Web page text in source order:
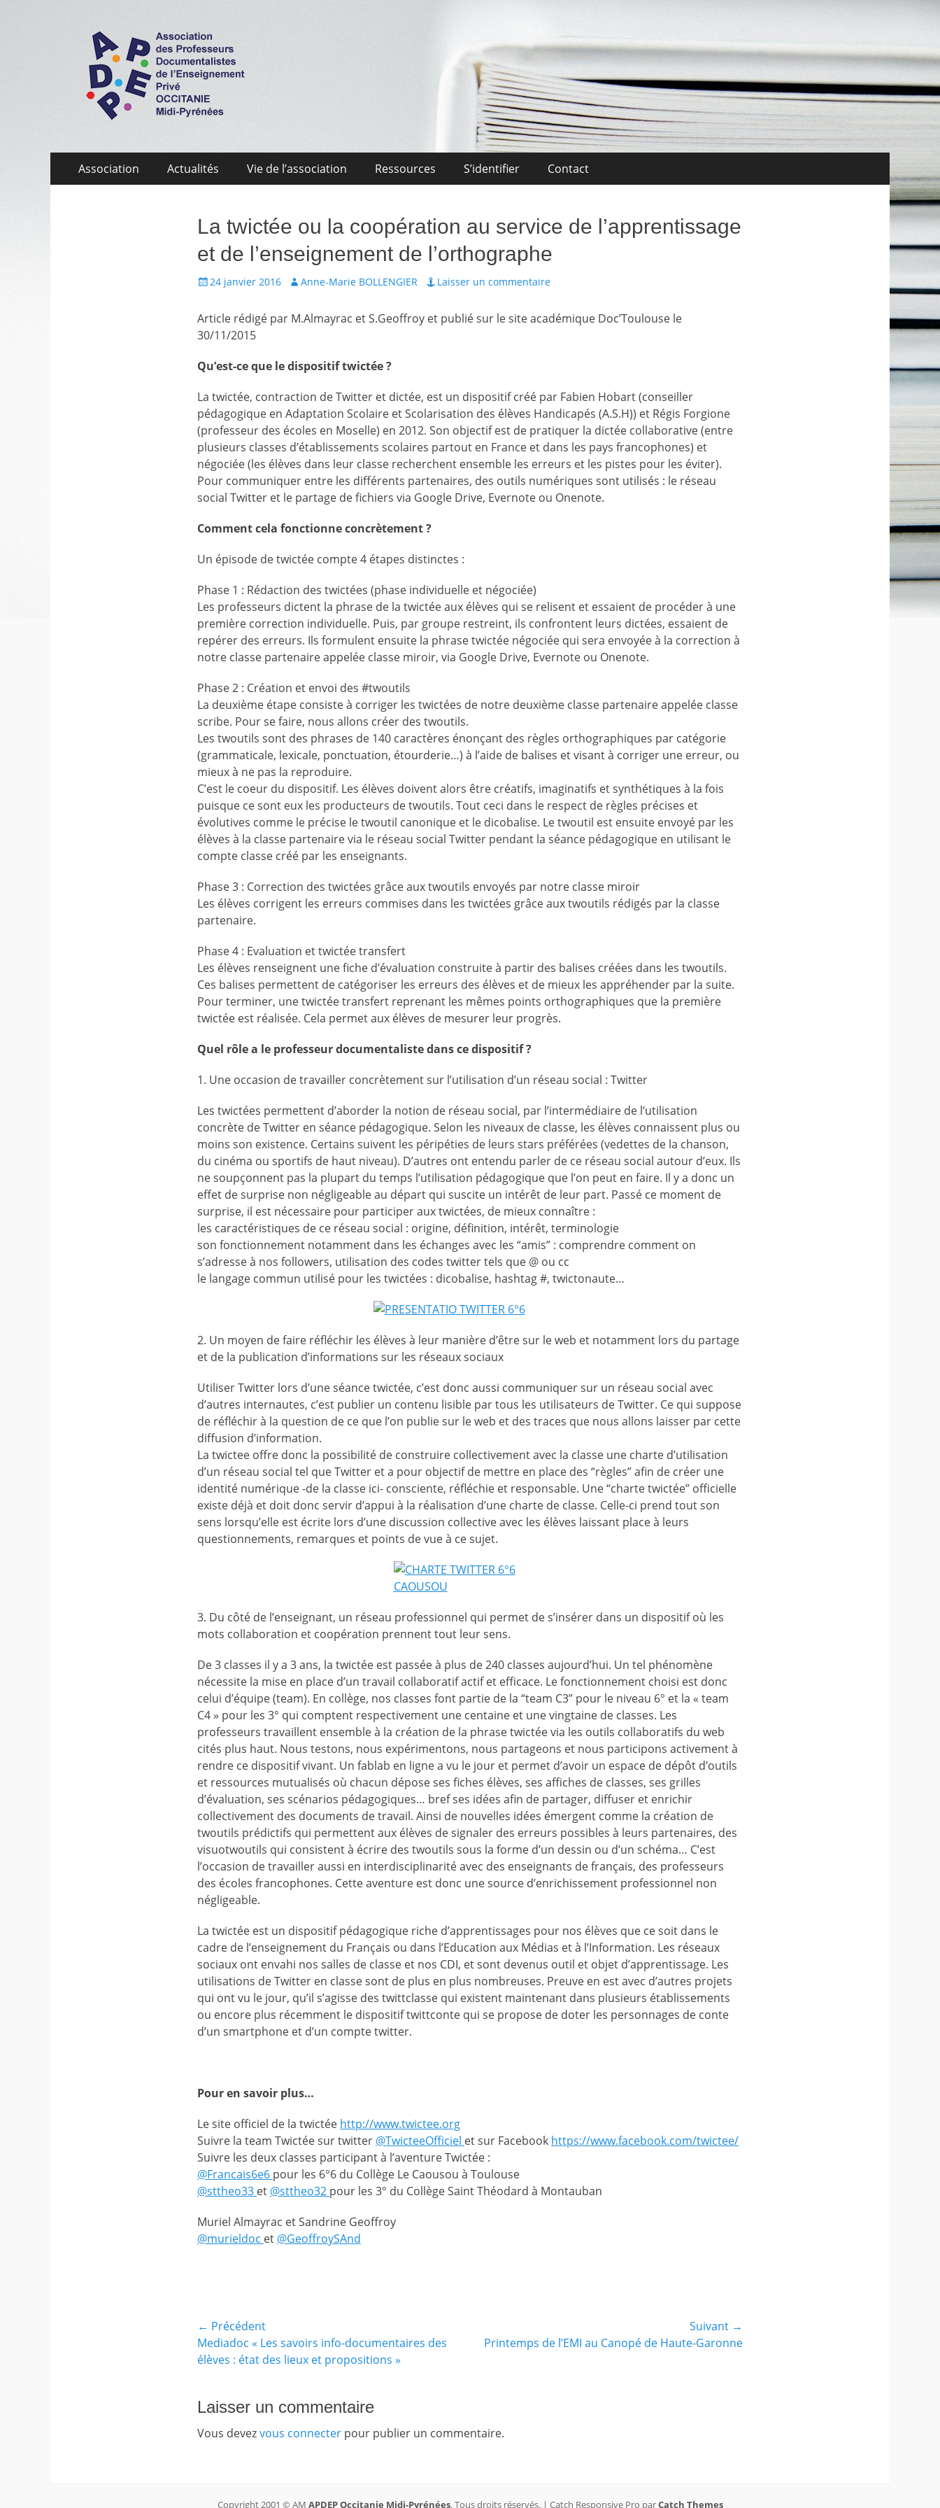
APDEP Occitanie Midi-Pyrénées
Association des Professeurs Documentalistes de l'Enseignement Privé OCCITANIE Midi-Pyrénnees Association Actualités Vie de l’association Ressources
Menu
primaire
Association Actualités Vie de l’association Ressources S’identifier Contact
La twictée ou la coopération au service de l’apprentissage
et de l’enseignement de l’orthographe
Écrit24 janvier 2016 Auteur
Anne-Marie BOLLENGIER Laisser un commentaire
Article rédigé par M.Almayrac et S.Geoffroy et publié sur le site académique Doc’Toulouse le
30/11/2015
Qu’est-ce que le dispositif twictée ?
La twictée, contraction de Twitter et dictée, est un dispositif créé par Fabien Hobart (conseiller
pédagogique en Adaptation Scolaire et Scolarisation des élèves Handicapés (A.S.H)) et Régis Forgione
(professeur des écoles en Moselle) en 2012. Son objectif est de pratiquer la dictée collaborative (entre
plusieurs classes d’établissements scolaires partout en France et dans les pays francophones) et
négociée (les élèves dans leur classe recherchent ensemble les erreurs et les pistes pour les éviter).
Pour communiquer entre les différents partenaires, des outils numériques sont utilisés : le réseau
social Twitter et le partage de fichiers via Google Drive, Evernote ou Onenote.
Comment cela fonctionne concrètement ?
Un épisode de twictée compte 4 étapes distinctes :
Phase 1 : Rédaction des twictées (phase individuelle et négociée)
Les professeurs dictent la phrase de la twictée aux élèves qui se relisent et essaient de procéder à une
première correction individuelle. Puis, par groupe restreint, ils confrontent leurs dictées, essaient de
repérer des erreurs. Ils formulent ensuite la phrase twictée négociée qui sera envoyée à la correction à
notre classe partenaire appelée classe miroir, via Google Drive, Evernote ou Onenote.
Phase 2 : Création et envoi des #twoutils
La deuxième étape consiste à corriger les twictées de notre deuxième classe partenaire appelée classe
scribe. Pour se faire, nous allons créer des twoutils.
Les twoutils sont des phrases de 140 caractères énonçant des règles orthographiques par catégorie
(grammaticale, lexicale, ponctuation, étourderie…) à l’aide de balises et visant à corriger une erreur, ou
mieux à ne pas la reproduire.
C’est le coeur du dispositif. Les élèves doivent alors être créatifs, imaginatifs et synthétiques à la fois
puisque ce sont eux les producteurs de twoutils. Tout ceci dans le respect de règles précises et
évolutives comme le précise le twoutil canonique et le dicobalise. Le twoutil est ensuite envoyé par les
élèves à la classe partenaire via le réseau social Twitter pendant la séance pédagogique en utilisant le
compte classe créé par les enseignants.
Phase 3 : Correction des twictées grâce aux twoutils envoyés par notre classe miroir
Les élèves corrigent les erreurs commises dans les twictées grâce aux twoutils rédigés par la classe
partenaire.
Phase 4 : Evaluation et twictée transfert
Les élèves renseignent une fiche d’évaluation construite à partir des balises créées dans les twoutils.
Ces balises permettent de catégoriser les erreurs des élèves et de mieux les appréhender par la suite.
Pour terminer, une twictée transfert reprenant les mêmes points orthographiques que la première
twictée est réalisée. Cela permet aux élèves de mesurer leur progrès.
Quel rôle a le professeur documentaliste dans ce dispositif ?
1. Une occasion de travailler concrètement sur l’utilisation d’un réseau social : Twitter
Les twictées permettent d’aborder la notion de réseau social, par l’intermédiaire de l’utilisation
concrète de Twitter en séance pédagogique. Selon les niveaux de classe, les élèves connaissent plus ou
moins son existence. Certains suivent les péripéties de leurs stars préférées (vedettes de la chanson,
du cinéma ou sportifs de haut niveau). D’autres ont entendu parler de ce réseau social autour d’eux. Ils
ne soupçonnent pas la plupart du temps l’utilisation pédagogique que l’on peut en faire. Il y a donc un
effet de surprise non négligeable au départ qui suscite un intérêt de leur part. Passé ce moment de
surprise, il est nécessaire pour participer aux twictées, de mieux connaître :
les caractéristiques de ce réseau social : origine, définition, intérêt, terminologie
son fonctionnement notamment dans les échanges avec les “amis” : comprendre comment on
s’adresse à nos followers, utilisation des codes twitter tels que @ ou cc
le langage commun utilisé pour les twictées : dicobalise, hashtag #, twictonaute…
2. Un moyen de faire réfléchir les élèves à leur manière d’être sur le web et notamment lors du partage
et de la publication d’informations sur les réseaux sociaux
Utiliser Twitter lors d’une séance twictée, c’est donc aussi communiquer sur un réseau social avec
d’autres internautes, c’est publier un contenu lisible par tous les utilisateurs de Twitter. Ce qui suppose
de réfléchir à la question de ce que l’on publie sur le web et des traces que nous allons laisser par cette
diffusion d’information.
La twictee offre donc la possibilité de construire collectivement avec la classe une charte d’utilisation
d’un réseau social tel que Twitter et a pour objectif de mettre en place des “règles” afin de créer une
identité numérique -de la classe ici- consciente, réfléchie et responsable. Une “charte twictée” officielle
existe déjà et doit donc servir d’appui à la réalisation d’une charte de classe. Celle-ci prend tout son
sens lorsqu’elle est écrite lors d’une discussion collective avec les élèves laissant place à leurs
questionnements, remarques et points de vue à ce sujet.
3. Du côté de l’enseignant, un réseau professionnel qui permet de s’insérer dans un dispositif où les
mots collaboration et coopération prennent tout leur sens.
De 3 classes il y a 3 ans, la twictée est passée à plus de 240 classes aujourd’hui. Un tel phénomène
nécessite la mise en place d’un travail collaboratif actif et efficace. Le fonctionnement choisi est donc
celui d’équipe (team). En collège, nos classes font partie de la “team C3” pour le niveau 6° et la « team
C4 » pour les 3° qui comptent respectivement une centaine et une vingtaine de classes. Les
professeurs travaillent ensemble à la création de la phrase twictée via les outils collaboratifs du web
cités plus haut. Nous testons, nous expérimentons, nous partageons et nous participons activement à
rendre ce dispositif vivant. Un fablab en ligne a vu le jour et permet d’avoir un espace de dépôt d’outils
et ressources mutualisés où chacun dépose ses fiches élèves, ses affiches de classes, ses grilles
d’évaluation, ses scénarios pédagogiques… bref ses idées afin de partager, diffuser et enrichir
collectivement des documents de travail. Ainsi de nouvelles idées émergent comme la création de
twoutils prédictifs qui permettent aux élèves de signaler des erreurs possibles à leurs partenaires, des
visuotwoutils qui consistent à écrire des twoutils sous la forme d’un dessin ou d’un schéma… C’est
l’occasion de travailler aussi en interdisciplinarité avec des enseignants de français, des professeurs
des écoles francophones. Cette aventure est donc une source d’enrichissement professionnel non
négligeable.
La twictée est un dispositif pédagogique riche d’apprentissages pour nos élèves que ce soit dans le
cadre de l’enseignement du Français ou dans l’Education aux Médias et à l’Information. Les réseaux
sociaux ont envahi nos salles de classe et nos CDI, et sont devenus outil et objet d’apprentissage. Les
utilisations de Twitter en classe sont de plus en plus nombreuses. Preuve en est avec d’autres projets
qui ont vu le jour, qu’il s’agisse des twittclasse qui existent maintenant dans plusieurs établissements
ou encore plus récemment le dispositif twittconte qui se propose de doter les personnages de conte
d’un smartphone et d’un compte twitter.
Pour en savoir plus…
Le site officiel de la twictée http://www.twictee.org
Suivre la team Twictée sur twitter @TwicteeOfficiel et sur Facebook https://www.facebook.com/twictee/
Suivre les deux classes participant à l’aventure Twictée :
@Francais6e6 pour les 6°6 du Collège Le Caousou à Toulouse
@sttheo33 et @sttheo32 pour les 3° du Collège Saint Théodard à Montauban
Muriel Almayrac et Sandrine Geoffroy
@murieldoc et @GeoffroySAnd
social,
␣
twictee
Navigation
de
← Précédent
Article
précédent :
Mediadoc « Les savoirs info-documentaires des
élèves : état des lieux et propositions »
Suivant →
Article
Printemps de l’EMI au Canopé de Haute-Garonne
Laisser un commentaire
Vous devezvous connecter pour publier un commentaire.
Copyright 2001 © AM APDEP Occitanie Midi-Pyrénées. Tous droits réservés. | Catch Responsive Pro parCatch Themes